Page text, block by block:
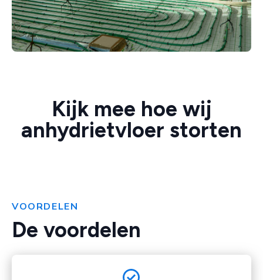
Kijk mee hoe wij
anhydrietvloer storten
VOORDELEN
De voordelen